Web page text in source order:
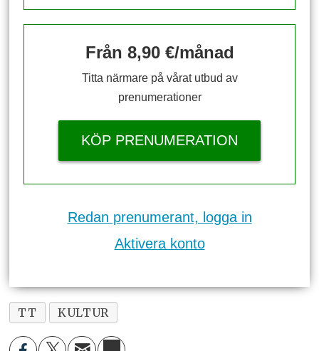
Från 8,90 €/månad
Titta närmare på vårat utbud av
prenumerationer
KÖP PRENUMERATION
Redan prenumerant, logga in
Aktivera konto
TT KULTUR